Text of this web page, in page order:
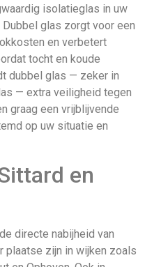
isolatieglas in uw
glas zorgt voor een
en verbetert
tocht en koude
dubbel glas — zeker in
— extra veiligheid tegen
graag een vrijblijvende
op uw situatie en
en
directe nabijheid van
plaatse zijn in wijken zoals